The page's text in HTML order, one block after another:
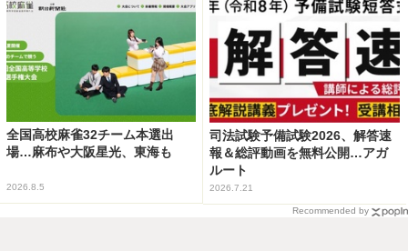
全国高校麻雀32チーム本選出
場…麻布や大阪星光、東海も
2026.8.5
司法試験予備試験2026、解答速
報＆総評動画を無料公開…アガ
ルート
2026.7.21
Recommended by